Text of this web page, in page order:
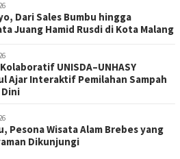
Dari Sales Bumbu hingga
Juang Hamid Rusdi di Kota Malang
UNISDA–UNHASY
Ajar Interaktif Pemilahan Sampah
Pesona Wisata Alam Brebes yang
Dikunjungi